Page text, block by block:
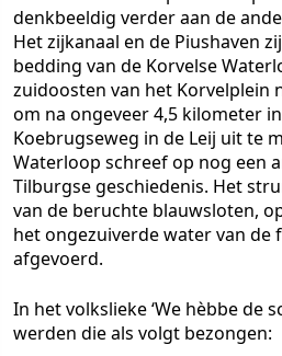
denkbeeldig verder aan de
Het zijkanaal en de Piushaven
bedding van de Korvelse
zuidoosten van het Korvelplein
om na ongeveer 4,5 kilometer
Koebrugseweg in de Leij uit te
Waterloop schreef op nog een
Tilburgse geschiedenis. Het
van de beruchte blauwsloten,
het ongezuiverde water van de
afgevoerd.
In het volkslieke ‘We hèbbe de
werden die als volgt bezongen: